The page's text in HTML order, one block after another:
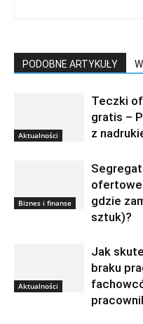
PODOBNE ARTYKUŁY
Aktualności
Teczki
gratis –
z
Biznes i finanse
ofertowe
gdzie
sztuk)?
Aktualności
Jak
braku